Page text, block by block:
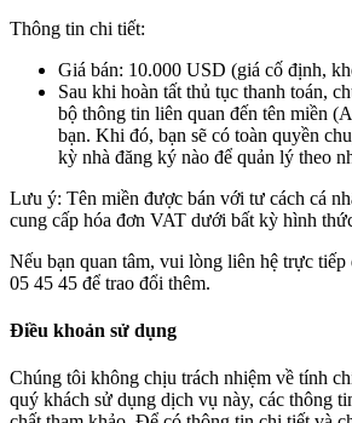
Thông tin chi tiết:
Giá bán: 10.000 USD (giá cố định,
Sau khi hoàn tất thủ tục thanh toán,
bộ thông tin liên quan đến tên miền
bạn. Khi đó, bạn sẽ có toàn quyền
kỳ nhà đăng ký nào để quản lý theo
Lưu ý: Tên miền được bán với tư cách cá
cung cấp hóa đơn VAT dưới bất kỳ hình
Nếu bạn quan tâm, vui lòng liên hệ trực tiếp
05 45 45 để trao đổi thêm.
Điều khoản sử dụng
Chúng tôi không chịu trách nhiệm về tính
quý khách sử dụng dịch vụ này, các thông